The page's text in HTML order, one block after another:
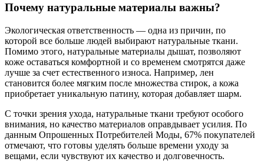
Почему натуральные материалы важны?
Экологическая ответственность — одна из причин, по
которой все больше людей выбирают натуральные ткани.
Помимо этого, натуральные материалы дышат, позволяют
коже оставаться комфортной и со временем смотрятся даже
лучше за счет естественного износа. Например, лен
становится более мягким после множества стирок, а кожа
приобретает уникальную патину, которая добавляет шарм.
С точки зрения ухода, натуральные ткани требуют особого
внимания, но качество материалов оправдывает усилия. По
данным Опрошенных Потребителей Моды, 67% покупателей
отмечают, что готовы уделять больше времени уходу за
вещами, если чувствуют их качество и долговечность.